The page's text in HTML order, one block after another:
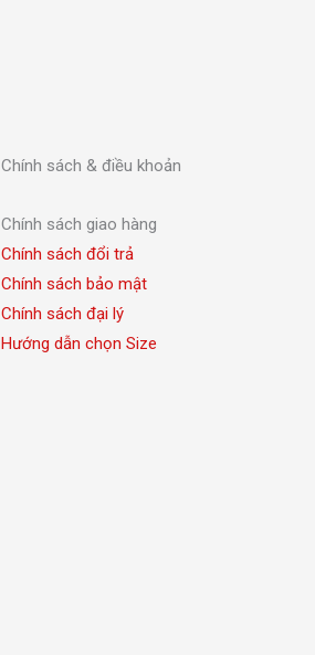
Chính sách & điều khoản
Chính sách giao hàng
Chính sách đổi trả
Chính sách bảo mật
Chính sách đại lý
Hướng dẫn chọn Size